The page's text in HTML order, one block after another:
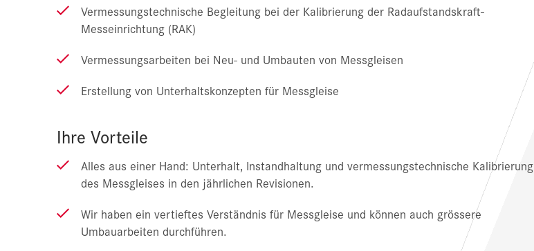
Vermessungstechnische Begleitung bei der Kalibrierung der Radaufstandskraft-
Messeinrichtung (RAK)
Vermessungsarbeiten bei Neu- und Umbauten von Messgleisen
Erstellung von Unterhaltskonzepten für Messgleise
Ihre Vorteile
Alles aus einer Hand: Unterhalt, Instandhaltung und vermessungstechnische Kalibrierung
des Messgleises in den jährlichen Revisionen.
Wir haben ein vertieftes Verständnis für Messgleise und können auch grössere
Umbauarbeiten durchführen.